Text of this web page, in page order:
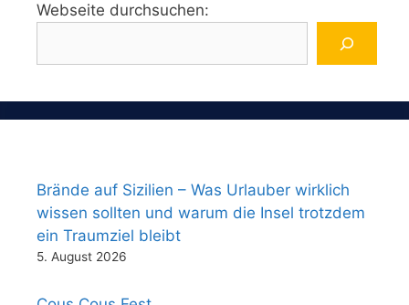
Webseite durchsuchen:
Brände auf Sizilien – Was Urlauber wirklich
wissen sollten und warum die Insel trotzdem
ein Traumziel bleibt
5. August 2026